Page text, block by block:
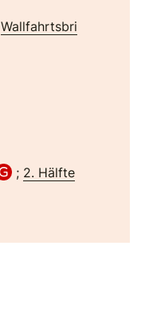
Wallfahrtsbri
; 2. Hälfte